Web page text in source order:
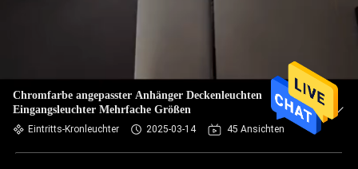
Chromfarbe angepasster Anhänger Deckenleuchten
Eingangsleuchter Mehrfache Größen
Eintritts-Kronleuchter 2025-03-14 45 Ansichten